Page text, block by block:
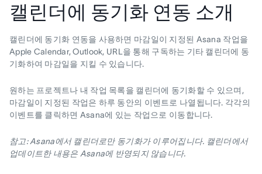
캘린더에 동기화 연동 소개
캘린더에 동기화 연동을 사용하면 마감일이 지정된 Asana 작업을
Apple Calendar, Outlook, URL을 통해 구독하는 기타 캘린더에 동
기화하여 마감일을 지킬 수 있습니다.
원하는 프로젝트나 내 작업 목록을 캘린더에 동기화할 수 있으며,
마감일이 지정된 작업은 하루 동안의 이벤트로 나열됩니다. 각각의
이벤트를 클릭하면 Asana에 있는 작업으로 이동합니다.
참고: Asana에서 캘린더로만 동기화가 이루어집니다. 캘린더에서
업데이트한 내용은 Asana에 반영되지 않습니다.